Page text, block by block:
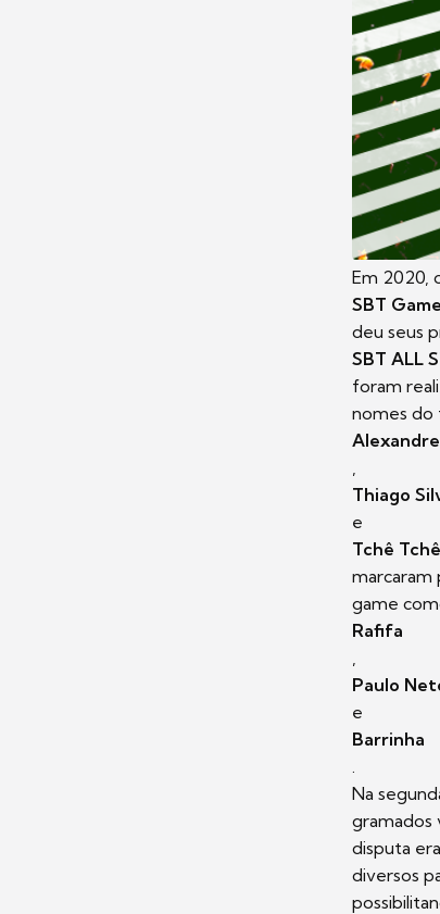
Em 2020,
SBT
deu seus
SBT ALL
foram
nomes do
Thiago
e
Tchê Tchê
marcaram
game
Rafifa
Paulo
e
Barrinha
Na
gramados
disputa
diversos